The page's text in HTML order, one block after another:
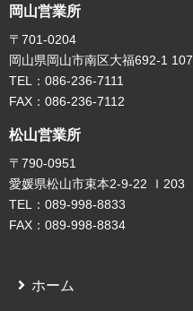
岡山営業所
〒701-0204
岡山県岡山市南区大福692-1 107
TEL：086-236-7111
FAX：086-236-7112
松山営業所
〒790-0951
愛媛県松山市束本2-9-22 Ｉ203
TEL：089-998-8833
FAX：089-998-8834
ホーム